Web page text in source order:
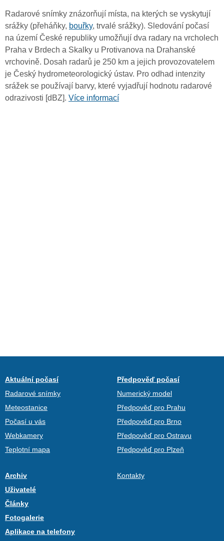
Radarové snímky znázorňují místa, na kterých se vyskytují
srážky (přeháňky, bouřky, trvalé srážky). Sledování počasí
na území České republiky umožňují dva radary na vrcholech
Praha v Brdech a Skalky u Protivanova na Drahanské
vrchovině. Dosah radarů je 250 km a jejich provozovatelem
je Český hydrometeorologický ústav. Pro odhad intenzity
srážek se používají barvy, které vyjadřují hodnotu radarové
odrazivosti [dBZ]. Více informací
Aktuální počasí
Radarové snímky
Meteostanice
Počasí u vás
Webkamery
Teplotní mapa
Předpověď počasí
Numerický model
Předpověď pro Prahu
Předpověď pro Brno
Předpověď pro Ostravu
Předpověď pro Plzeň
Archiv
Uživatelé
Články
Fotogalerie
Aplikace na telefony
Kontakty